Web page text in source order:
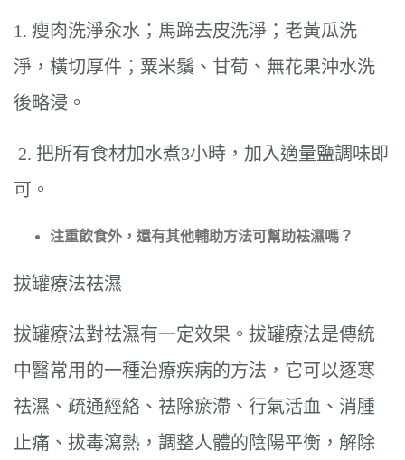
1. 瘦肉洗淨汆水；馬蹄去皮洗淨；老黃瓜洗
淨，橫切厚件；粟米鬚、甘荀、無花果沖水洗
後略浸。
2. 把所有食材加水煮3小時，加入適量鹽調味即
可。
注重飲食外，還有其他輔助方法可幫助袪濕嗎？
拔罐療法祛濕
拔罐療法對祛濕有一定效果。拔罐療法是傳統
中醫常用的一種治療疾病的方法，它可以逐寒
祛濕、疏通經絡、祛除瘀滯、行氣活血、消腫
止痛、拔毒瀉熱，調整人體的陰陽平衡，解除